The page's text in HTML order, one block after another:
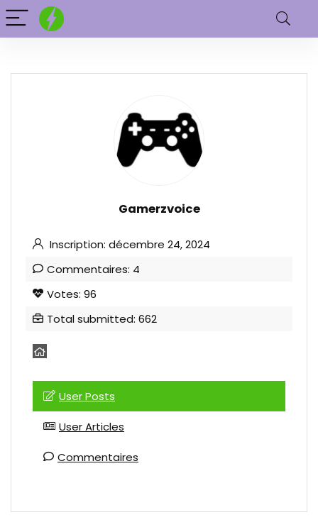
Gamerzvoice
Inscription: décembre 24, 2024
Commentaires: 4
Votes: 96
Total submitted: 662
User Posts
User Articles
Commentaires